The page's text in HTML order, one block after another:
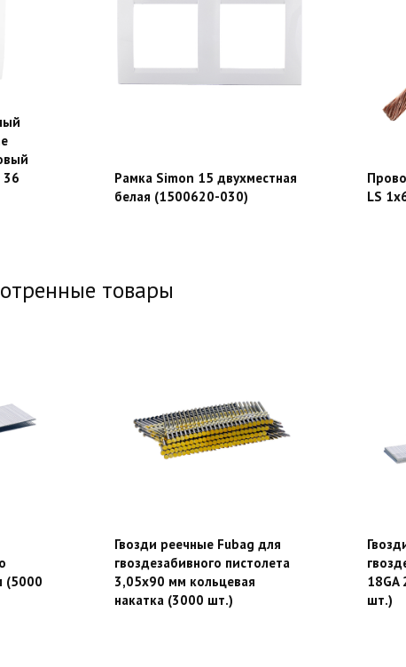
36
Рамка Simon 15 двухместная
белая (1500620-030)
LS
товары
(5000
Гвозди реечные Fubag для
гвоздезабивного пистолета
3,05х90 мм кольцевая
накатка (3000 шт.)
18GA
шт.)